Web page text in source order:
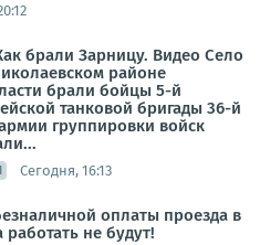
брали Зарницу. Видео Село
районе
брали бойцы 5-й
танковой бригады 36-й
группировки войск
Сегодня, 16:13
оплаты проезда в
работать не будут!